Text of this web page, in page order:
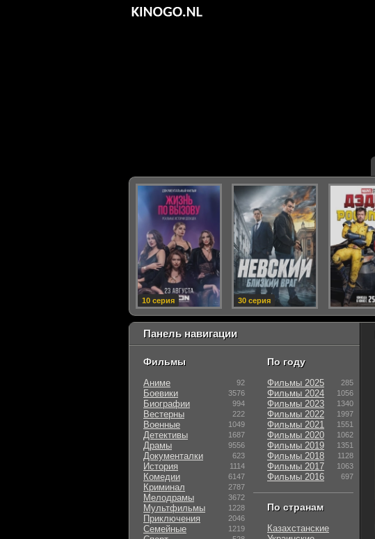
Панель навигации
Фильмы
Аниме 92
Боевики 3576
Биографии 994
Вестерны 222
Военные 1049
Детективы 1687
Драмы 9556
Документалки 623
История 1114
Комедии 6147
Криминал 2787
Мелодрамы 3672
Мультфильмы 1228
Приключения 2046
Семейные 1219
По году
Фильмы 2025 285
Фильмы 2024 1056
Фильмы 2023 1340
Фильмы 2022 1997
Фильмы 2021 1551
Фильмы 2020 1062
Фильмы 2019 1351
Фильмы 2018 1128
Фильмы 2017 1063
Фильмы 2016 697
По странам
Казахстанские
10 серия 30 серия